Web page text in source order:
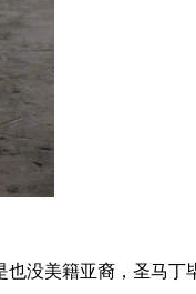
美籍亚裔，圣马丁